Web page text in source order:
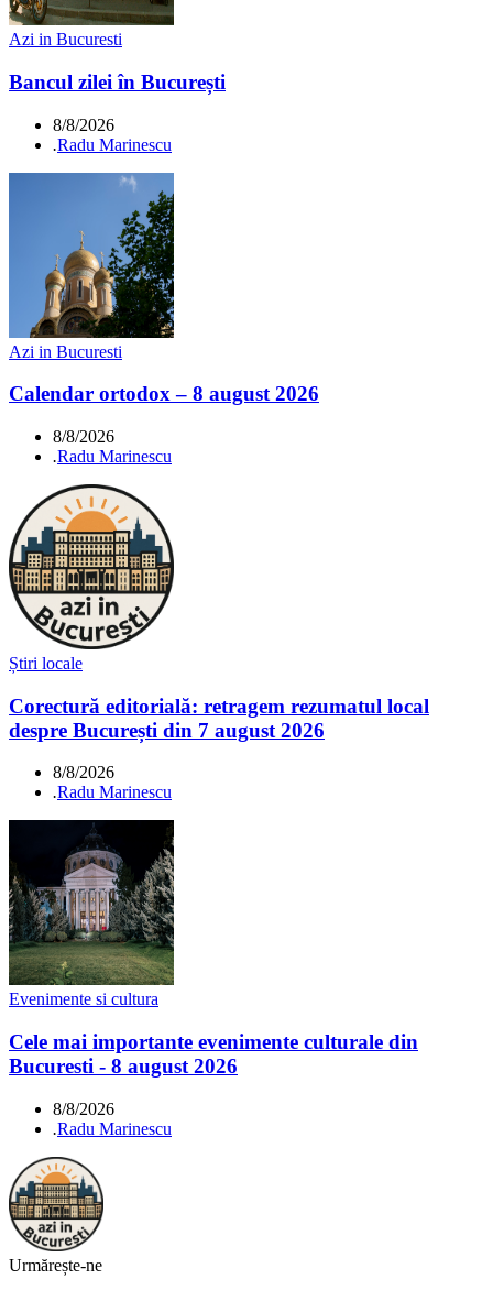
Azi in Bucuresti
Bancul zilei în București
8/8/2026
.Radu Marinescu
Azi in Bucuresti
Calendar ortodox – 8 august 2026
8/8/2026
.Radu Marinescu
Știri locale
Corectură editorială: retragem rezumatul local
despre București din 7 august 2026
8/8/2026
.Radu Marinescu
Evenimente si cultura
Cele mai importante evenimente culturale din
Bucuresti - 8 august 2026
8/8/2026
.Radu Marinescu
Urmărește-ne